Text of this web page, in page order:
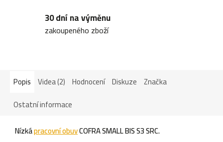
30 dní na výměnu
zakoupeného zboží
Popis Videa (2) Hodnocení Diskuze Značka
Ostatní informace
Nízkápracovní obuvCOFRA SMALL BIS S3 SRC.